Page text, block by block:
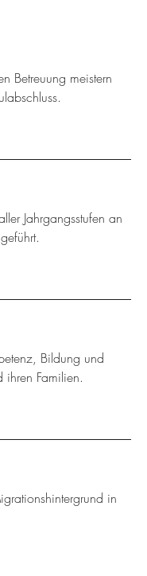
Betreuung meistern
Jahrgangsstufen an
Bildung und
ihren Familien.
in